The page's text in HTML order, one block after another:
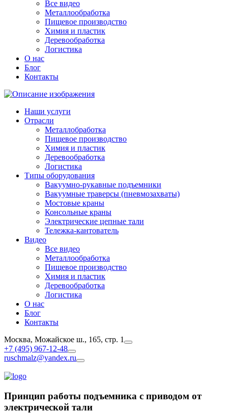
Все видео
Металлообработка
Пищевое производство
Химия и пластик
Деревообработка
Логистика
О нас
Блог
Контакты
Наши услуги
Отрасли
Металлобработка
Пищевое производство
Химия и пластик
Деревообработка
Логистика
Типы оборудования
Вакуумно-рукавные подъемники
Вакуумные траверсы (пневмозахваты)
Мостовые краны
Консольные краны
Электрические цепные тали
Тележка-кантователь
Видео
Все видео
Металлообработка
Пищевое производство
Химия и пластик
Деревообработка
Логистика
О нас
Блог
Контакты
Москва, Можайское ш., 165, стр. 1
+7 (495) 967-12-48
ruschmalz@yandex.ru
Принцип работы подъемника с приводом от
электрической тали